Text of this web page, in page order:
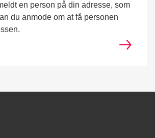
en person på din adresse, som
du anmode om at få personen